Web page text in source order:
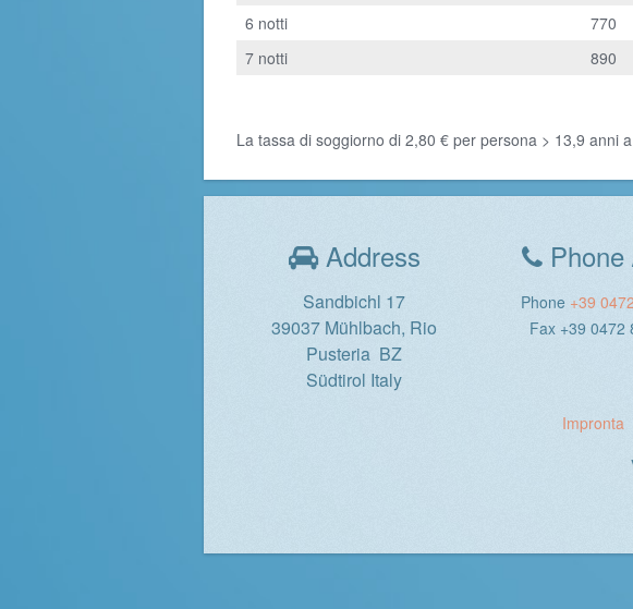
6 notti
770
7 notti
890
La tassa di soggiorno di 2,80 € per persona > 13,9 anni
Address
Sandbichl 17
39037 Mühlbach, Rio
Pusteria BZ
Südtirol Italy
Phone +39
Fax +39 0472
Impronta